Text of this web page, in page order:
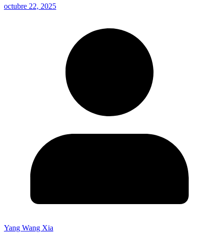
octubre 22, 2025
Yang Wang Xia